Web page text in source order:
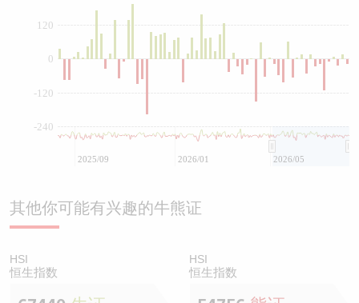
0
-240
-120
120
2025/09 2026/01 2026/05
其他你可能有兴趣的牛熊证
HSI
恒生指数
HSI
恒生指数